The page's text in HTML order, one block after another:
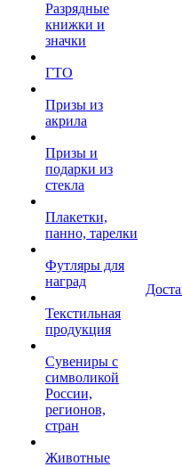
Разрядные
книжки и
значки
ГТО
Призы из
акрила
Призы и
подарки из
стекла
Плакетки,
панно, тарелки
Футляры для
наград
Текстильная
продукция
Сувениры с
символикой
России,
регионов,
стран
Животные